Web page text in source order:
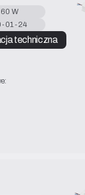
W
01-24
techniczna